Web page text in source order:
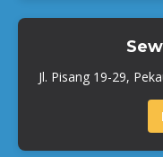
Jl. Pisang 19-29,